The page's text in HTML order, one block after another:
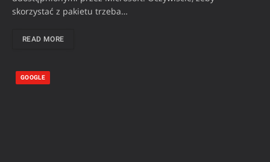
skorzystać z pakietu trzeba…
READ MORE
GOOGLE